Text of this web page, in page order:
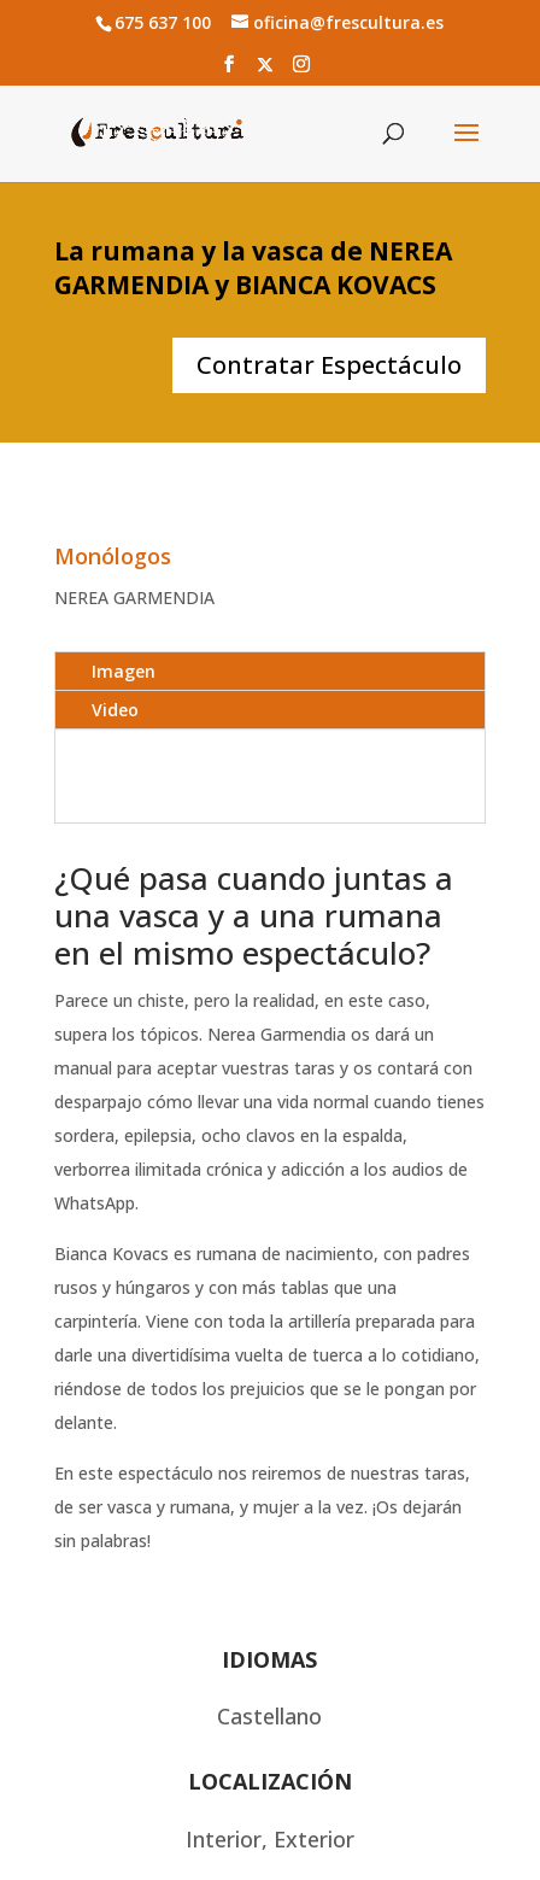
675 637 100 oficina@frescultura.es
La rumana y la vasca de NEREA
GARMENDIA y BIANCA KOVACS
Contratar Espectáculo
Monólogos
NEREA GARMENDIA
Imagen
Video
¿Qué pasa cuando juntas a
una vasca y a una rumana
en el mismo espectáculo?
Parece un chiste, pero la realidad, en este caso,
supera los tópicos. Nerea Garmendia os dará un
manual para aceptar vuestras taras y os contará con
desparpajo cómo llevar una vida normal cuando tienes
sordera, epilepsia, ocho clavos en la espalda,
verborrea ilimitada crónica y adicción a los audios de
WhatsApp.
Bianca Kovacs es rumana de nacimiento, con padres
rusos y húngaros y con más tablas que una
carpintería. Viene con toda la artillería preparada para
darle una divertidísima vuelta de tuerca a lo cotidiano,
riéndose de todos los prejuicios que se le pongan por
delante.
En este espectáculo nos reiremos de nuestras taras,
de ser vasca y rumana, y mujer a la vez. ¡Os dejarán
sin palabras!
IDIOMAS
Castellano
LOCALIZACIÓN
Interior, Exterior